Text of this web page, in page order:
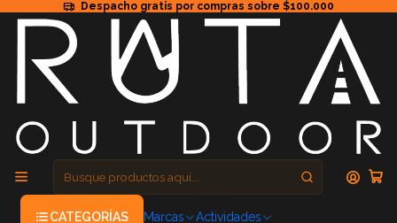
Despacho gratis por compras sobre $100.000
CATEGORÍAS Marcas Actividades